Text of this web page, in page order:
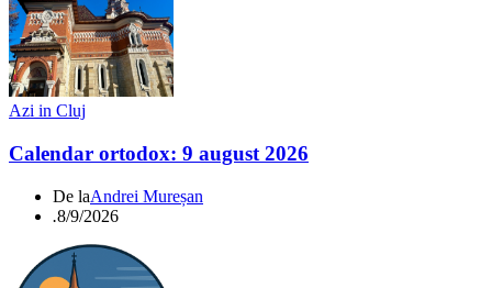
Azi in Cluj
Calendar ortodox: 9 august 2026
De laAndrei Mureșan
.8/9/2026